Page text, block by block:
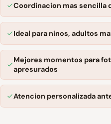
Coordinacion mas sencilla
Ideal para ninos, adultos
Mejores momentos para
apresurados
Atencion personalizada